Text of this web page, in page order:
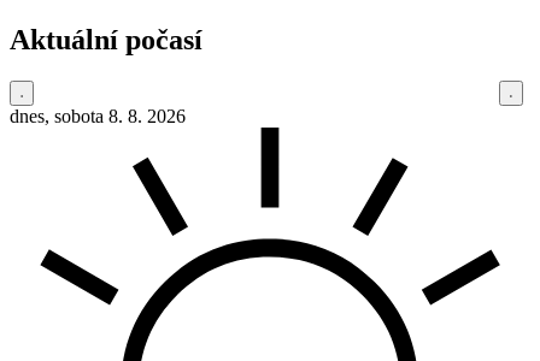
Aktuální počasí
dnes, sobota 8. 8. 2026